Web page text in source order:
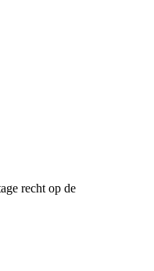
recht op de